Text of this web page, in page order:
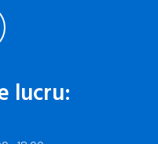
lucru: